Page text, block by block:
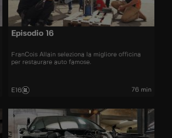
Episodio 16
FranCois Allain seleziona la migliore officina
per restaurare auto famose.
E16 76 min